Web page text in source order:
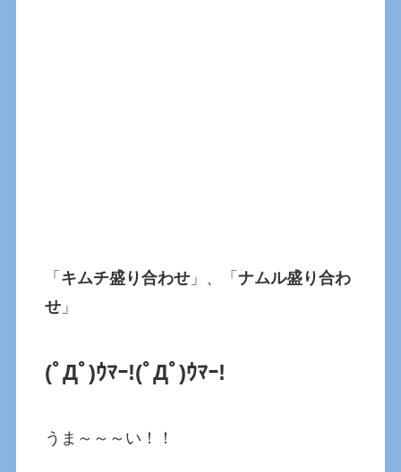
「 キムチ盛り合わせ 」、「ナムル盛り合わ
せ 」
(ﾟДﾟ)ｳﾏｰ!(ﾟДﾟ)ｳﾏｰ!
うま～～～い！！